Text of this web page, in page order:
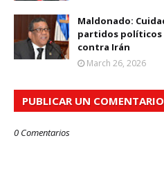
Maldonado:
partidos políticos
contra Irán
March 26, 2026
PUBLICAR UN COMENTARIO
0 Comentarios